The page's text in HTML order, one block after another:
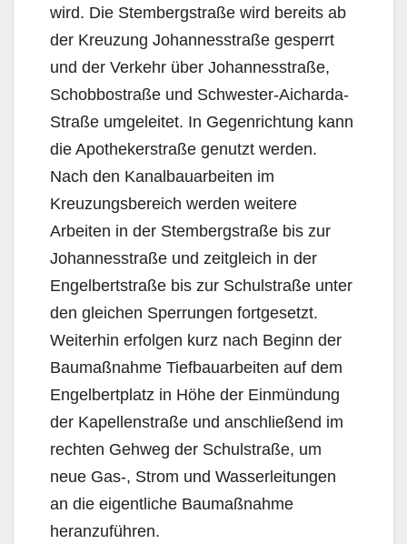
wird. Die Stembergstraße wird bereits ab
der Kreuzung Johannesstraße gesperrt
und der Verkehr über Johannesstraße,
Schobbostraße und Schwester-Aicharda-
Straße umgeleitet. In Gegenrichtung kann
die Apothekerstraße genutzt werden.
Nach den Kanalbauarbeiten im
Kreuzungsbereich werden weitere
Arbeiten in der Stembergstraße bis zur
Johannesstraße und zeitgleich in der
Engelbertstraße bis zur Schulstraße unter
den gleichen Sperrungen fortgesetzt.
Weiterhin erfolgen kurz nach Beginn der
Baumaßnahme Tiefbauarbeiten auf dem
Engelbertplatz in Höhe der Einmündung
der Kapellenstraße und anschließend im
rechten Gehweg der Schulstraße, um
neue Gas-, Strom und Wasserleitungen
an die eigentliche Baumaßnahme
heranzuführen.